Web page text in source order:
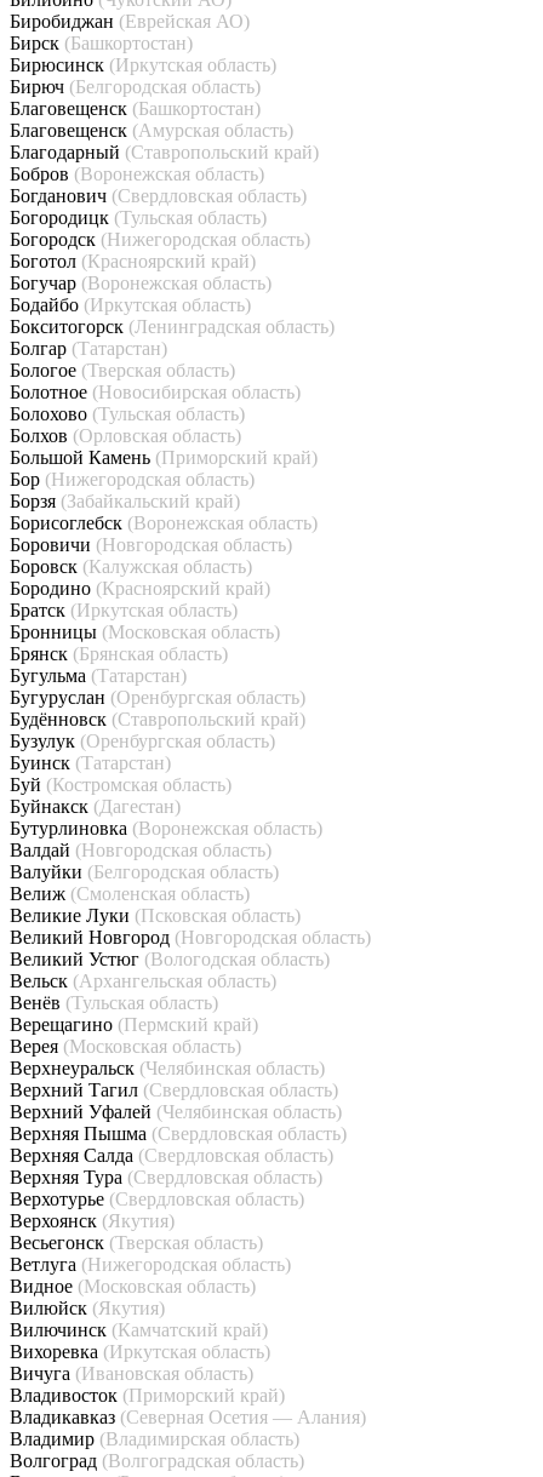
Биробиджан (Еврейская АО)
Бирск (Башкортостан)
Бирюсинск (Иркутская область)
Бирюч (Белгородская область)
Благовещенск (Башкортостан)
Благовещенск (Амурская область)
Благодарный (Ставропольский край)
Бобров (Воронежская область)
Богданович (Свердловская область)
Богородицк (Тульская область)
Богородск (Нижегородская область)
Боготол (Красноярский край)
Богучар (Воронежская область)
Бодайбо (Иркутская область)
Бокситогорск (Ленинградская область)
Болгар (Татарстан)
Бологое (Тверская область)
Болотное (Новосибирская область)
Болохово (Тульская область)
Болхов (Орловская область)
Большой Камень (Приморский край)
Бор (Нижегородская область)
Борзя (Забайкальский край)
Борисоглебск (Воронежская область)
Боровичи (Новгородская область)
Боровск (Калужская область)
Бородино (Красноярский край)
Братск (Иркутская область)
Бронницы (Московская область)
Брянск (Брянская область)
Бугульма (Татарстан)
Бугуруслан (Оренбургская область)
Будённовск (Ставропольский край)
Бузулук (Оренбургская область)
Буинск (Татарстан)
Буй (Костромская область)
Буйнакск (Дагестан)
Бутурлиновка (Воронежская область)
Валдай (Новгородская область)
Валуйки (Белгородская область)
Велиж (Смоленская область)
Великие Луки (Псковская область)
Великий Новгород (Новгородская область)
Великий Устюг (Вологодская область)
Вельск (Архангельская область)
Венёв (Тульская область)
Верещагино (Пермский край)
Верея (Московская область)
Верхнеуральск (Челябинская область)
Верхний Тагил (Свердловская область)
Верхний Уфалей (Челябинская область)
Верхняя Пышма (Свердловская область)
Верхняя Салда (Свердловская область)
Верхняя Тура (Свердловская область)
Верхотурье (Свердловская область)
Верхоянск (Якутия)
Весьегонск (Тверская область)
Ветлуга (Нижегородская область)
Видное (Московская область)
Вилюйск (Якутия)
Вилючинск (Камчатский край)
Вихоревка (Иркутская область)
Вичуга (Ивановская область)
Владивосток (Приморский край)
Владикавказ (Северная Осетия — Алания)
Владимир (Владимирская область)
Волгоград (Волгоградская область)